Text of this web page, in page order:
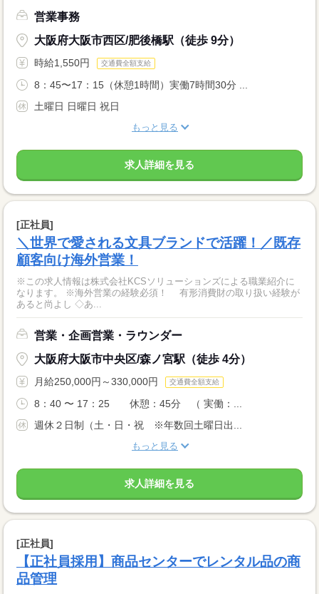
営業事務
大阪府大阪市西区/肥後橋駅（徒歩 9分）
時給1,550円 交通費全額支給
8：45〜17：15（休憩1時間）実働7時間30分 ...
土曜日 日曜日 祝日
もっと見る
求人詳細を見る
[正社員]
＼世界で愛される文具ブランドで活躍！／既存
顧客向け海外営業！
※この求人情報は株式会社KCSソリューションズによる職業紹介に
なります。 ※海外営業の経験必須！ 有形消費財の取り扱い経験が
あると尚よし ◇あ...
営業・企画営業・ラウンダー
大阪府大阪市中央区/森ノ宮駅（徒歩 4分）
月給250,000円～330,000円 交通費全額支給
8：40 〜 17：25 休憩：45分 （ 実働：...
週休２日制（土・日・祝 ※年数回土曜日出...
もっと見る
求人詳細を見る
[正社員]
【正社員採用】商品センターでレンタル品の商
品管理